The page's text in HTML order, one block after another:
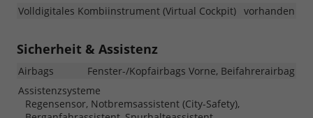
Volldigitales Kombiinstrument (Virtual Cockpit) vorhanden
Sicherheit & Assistenz
Airbags
Fenster-/Kopfairbags Vorne, Beifahrerairbag
Assistenzsysteme
Regensensor, Notbremsassistent (City-Safety),